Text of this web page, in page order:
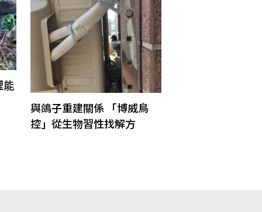
能
與鴿子重建關係 「博威鳥
控」從生物習性找解方